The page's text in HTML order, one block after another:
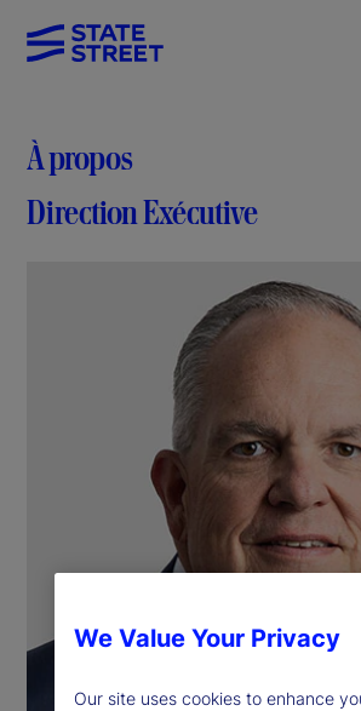
À propos
Direction Exécutive
We Value Your Privacy
Our site uses cookies to enhance